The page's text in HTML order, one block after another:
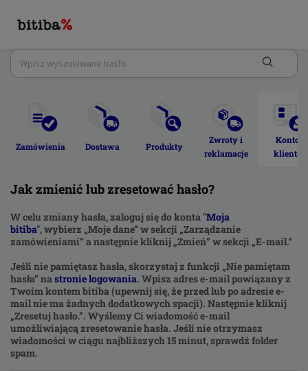
Zamówienia Dostawa Produkty
Zwroty i
reklamacje
Konto
klienta
Jak zmienić lub zresetować hasło?
W celu zmiany hasła, zaloguj się do konta "Moja
bitiba",wybierz „Moje dane” w sekcji „Zarządzanie
zamówieniami” a następnie kliknij „Zmień” w sekcji „E-mail.”
Jeśli nie pamiętasz hasła, skorzystaj z funkcji „Nie pamiętam
hasła” nastronie logowania. Wpisz adres e-mail powiązany z
Twoim kontem bitiba (upewnij się, że przed lub po adresie e-
mail nie ma żadnych dodatkowych spacji). Następnie kliknij
„Zresetuj hasło.”. Wyślemy Ci wiadomość e-mail
umożliwiającą zresetowanie hasła. Jeśli nie otrzymasz
wiadomości w ciągu najbliższych 15 minut, sprawdź folder
spam.